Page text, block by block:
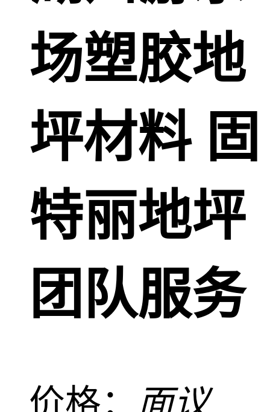
场塑胶地
坪材料 固
特丽地坪
团队服务
价格： 面议